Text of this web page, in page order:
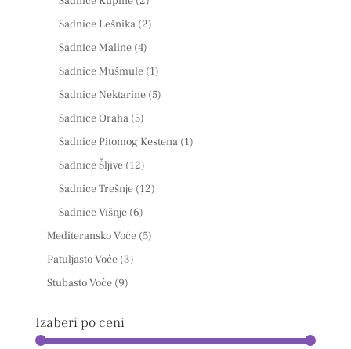
Sadnice Lešnika (2)
Sadnice Maline (4)
Sadnice Mušmule (1)
Sadnice Nektarine (5)
Sadnice Oraha (5)
Sadnice Pitomog Kestena (1)
Sadnice Šljive (12)
Sadnice Trešnje (12)
Sadnice Višnje (6)
Mediteransko Voće (5)
Patuljasto Voće (3)
Stubasto Voće (9)
Izaberi po ceni